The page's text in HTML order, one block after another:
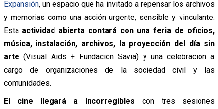
Expansión, un espacio que ha invitado a repensar los archivos
y memorias como una acción urgente, sensible y vinculante.
Estaactividad abierta contará con una feria de oficios,
música, instalación, archivos, la proyección del día sin
arte (Visual Aids + Fundación Savia) y una celebración a
cargo de organizaciones de la sociedad civil y las
comunidades.
El cine llegará a Incorregibles con tres sesiones